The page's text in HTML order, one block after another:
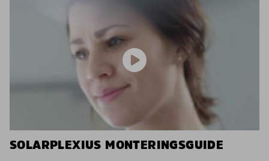
SOLARPLEXIUS MONTERINGSGUIDE